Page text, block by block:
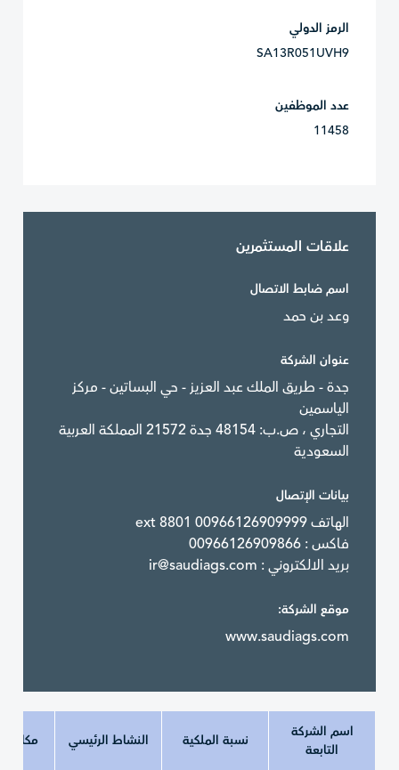
الرمز الدولي
SA13R051UVH9
عدد الموظفين
11458
علاقات المستثمرين
اسم ضابط الاتصال
وعد بن حمد
عنوان الشركة
جدة - طريق الملك عبد العزيز - حي البساتين - مركز
الياسمين
التجاري ، ص.ب: 48154 جدة 21572 المملكة العربية
السعودية
بيانات الإتصال
الهاتف ext 8801 00966126909999
فاكس : 00966126909866
بريد الالكتروني : ir@saudiags.com
موقع الشركة:
www.saudiags.com
اسم الشركة
التابعة
نسبة الملكية النشاط الرئيسي مكان